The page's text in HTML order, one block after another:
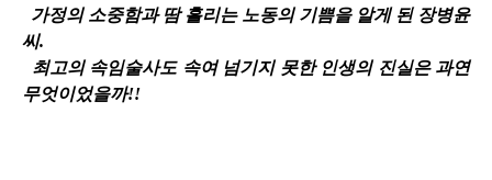
가정의 소중함과 땀 흘리는 노동의 기쁨을 알게 된 장병윤
씨.
최고의 속임술사도 속여 넘기지 못한 인생의 진실은 과연
무엇이었을까!!